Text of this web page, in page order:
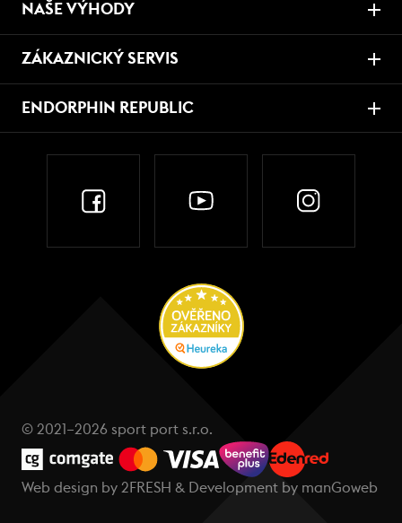
NAŠE VÝHODY
ZÁKAZNICKÝ SERVIS
ENDORPHIN REPUBLIC
© 2021–2026 sport port s.r.o.
Web design by 2FRESH & Development by manGoweb